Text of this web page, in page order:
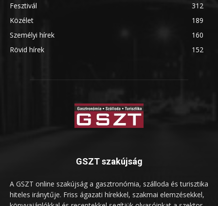
Fesztivál
312
Közélet
189
Személyi hírek
160
Rövid hírek
152
GSZT szakújság
A GSZT online szakújság a gasztronómia, szálloda és turisztika
hiteles iránytűje. Friss ágazati hírekkel, szakmai elemzésekkel,